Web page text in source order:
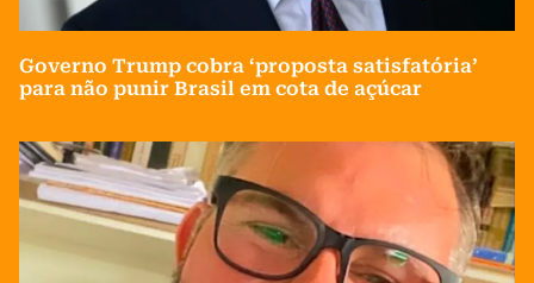
Governo Trump cobra ‘proposta satisfatória’
para não punir Brasil em cota de açúcar